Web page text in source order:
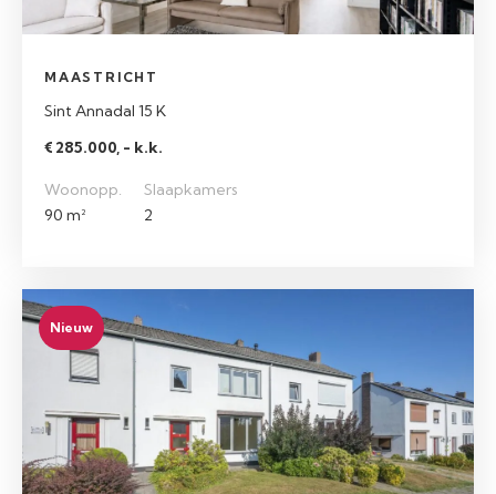
MAASTRICHT
Sint Annadal 15 K
€ 285.000, - k.k.
Woonopp.
90 m²
Slaapkamers
2
Nieuw